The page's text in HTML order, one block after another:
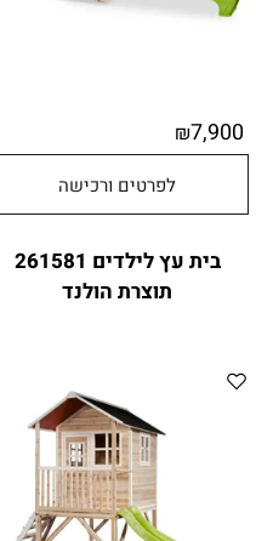
₪7,900
לפרטים ורכישה
בית עץ לילדים 261581
תוצרת הולנד